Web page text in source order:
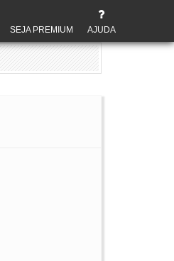
SEJA PREMIUM AJUDA